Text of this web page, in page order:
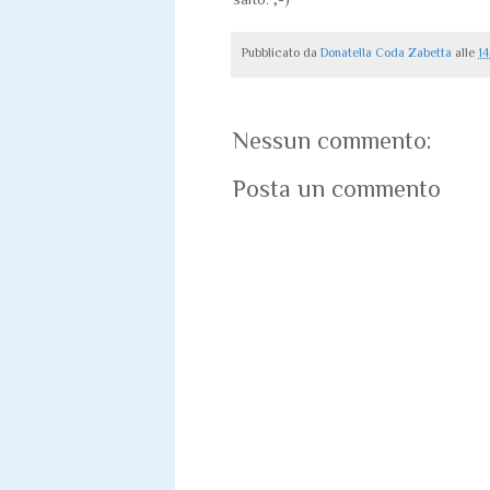
Pubblicato da Donatella Coda Zabetta alle
Nessun commento:
Posta un commento